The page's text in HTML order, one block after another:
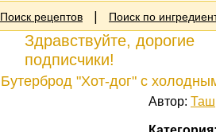
Поиск рецептов | Поиск по
Здравствуйте, дорогие
подписчики!
Бутерброд "Хот-дог" с
Автор: Таш